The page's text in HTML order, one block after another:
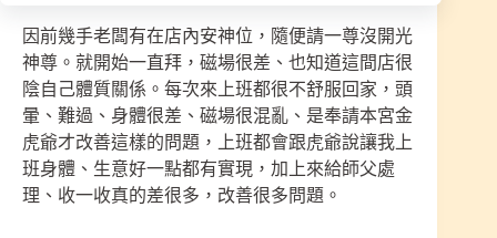
因前幾手老闆有在店內安神位，隨便請一尊沒開光
神尊。就開始一直拜，磁場很差、也知道這間店很
陰自己體質關係。每次來上班都很不舒服回家，頭
暈、難過、身體很差、磁場很混亂、是奉請本宮金
虎爺才改善這樣的問題，上班都會跟虎爺說讓我上
班身體、生意好一點都有實現，加上來給師父處
理、收一收真的差很多，改善很多問題。